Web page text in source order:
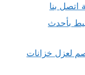
بأحدث
بالخرج بـ40%خصم لعزل خزانات